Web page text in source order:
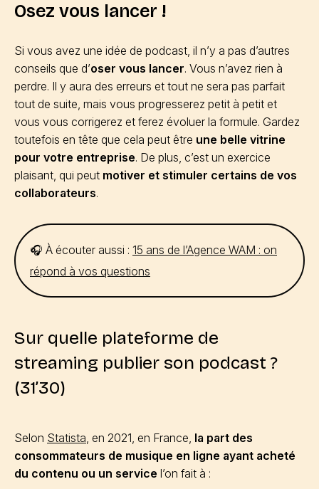
Osez vous lancer !
Si vous avez une idée de podcast, il n’y a pas d’autres
conseils que d’oser vous lancer. Vous n’avez rien à
perdre. Il y aura des erreurs et tout ne sera pas parfait
tout de suite, mais vous progresserez petit à petit et
vous vous corrigerez et ferez évoluer la formule. Gardez
toutefois en tête que cela peut être une belle vitrine
pour votre entreprise. De plus, c’est un exercice
plaisant, qui peut motiver et stimuler certains de vos
collaborateurs.
🎧 À écouter aussi : 15 ans de l’Agence WAM : on
répond à vos questions
Sur quelle plateforme de
streaming publier son podcast ?
(31’30)
Selon Statista, en 2021, en France, la part des
consommateurs de musique en ligne ayant acheté
du contenu ou un service l’on fait à :